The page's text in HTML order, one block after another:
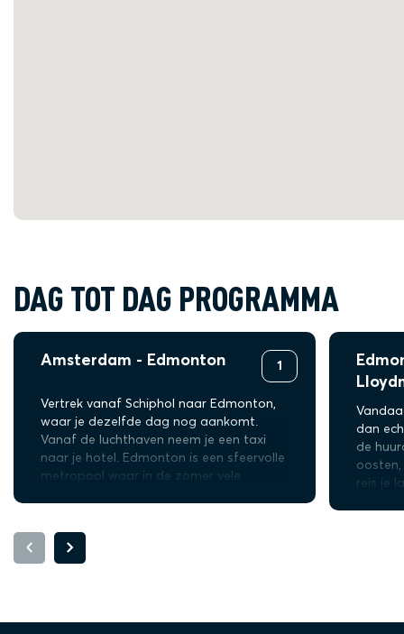
DAG TOT DAG PROGRAMMA
1
Amsterdam - Edmonton
Vertrek vanaf Schiphol naar Edmonton,
waar je dezelfde dag nog aankomt.
Vanaf de luchthaven neem je een taxi
naar je hotel. Edmonton is een sfeervolle
metropool waar in de zomer vele
grootste shoppingmall van Canada.
Struin door het centrum of huur een
mountainbike en fiets langs River Valley.
van het uitzicht te genieten. Edmonton
dan
de
oosten,
reis je